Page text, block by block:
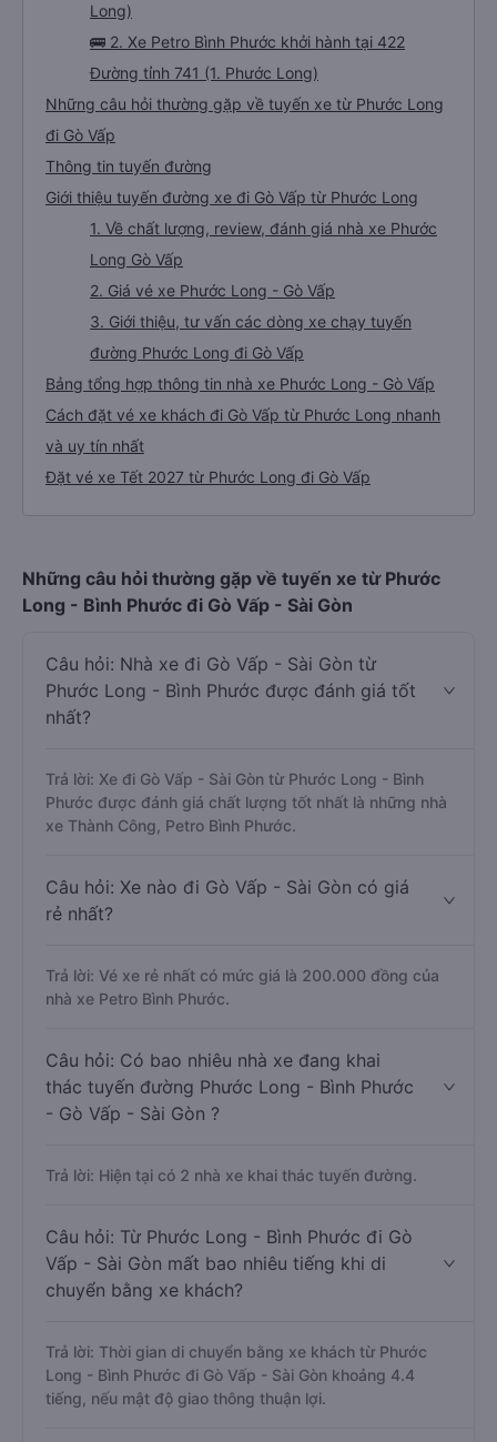
Long)
🚌 2. Xe Petro Bình Phước khởi hành tại 422
Đường tỉnh 741 (1. Phước Long)
Những câu hỏi thường gặp về tuyến xe từ Phước Long
đi Gò Vấp
Thông tin tuyến đường
Giới thiệu tuyến đường xe đi Gò Vấp từ Phước Long
1. Về chất lượng, review, đánh giá nhà xe Phước
Long Gò Vấp
2. Giá vé xe Phước Long - Gò Vấp
3. Giới thiệu, tư vấn các dòng xe chạy tuyến
đường Phước Long đi Gò Vấp
Bảng tổng hợp thông tin nhà xe Phước Long - Gò Vấp
Cách đặt vé xe khách đi Gò Vấp từ Phước Long nhanh
và uy tín nhất
Đặt vé xe Tết 2027 từ Phước Long đi Gò Vấp
Những câu hỏi thường gặp về tuyến xe từ Phước
Long - Bình Phước đi Gò Vấp - Sài Gòn
Câu hỏi: Nhà xe đi Gò Vấp - Sài Gòn từ
Phước Long - Bình Phước được đánh giá tốt
nhất?
Trả lời: Xe đi Gò Vấp - Sài Gòn từ Phước Long - Bình
Phước được đánh giá chất lượng tốt nhất là những nhà
xe Thành Công, Petro Bình Phước.
Câu hỏi: Xe nào đi Gò Vấp - Sài Gòn có giá
rẻ nhất?
Trả lời: Vé xe rẻ nhất có mức giá là 200.000 đồng của
nhà xe Petro Bình Phước.
Câu hỏi: Có bao nhiêu nhà xe đang khai
thác tuyến đường Phước Long - Bình Phước
- Gò Vấp - Sài Gòn ?
Trả lời: Hiện tại có 2 nhà xe khai thác tuyến đường.
Câu hỏi: Từ Phước Long - Bình Phước đi Gò
Vấp - Sài Gòn mất bao nhiêu tiếng khi di
chuyển bằng xe khách?
Trả lời: Thời gian di chuyển bằng xe khách từ Phước
Long - Bình Phước đi Gò Vấp - Sài Gòn khoảng 4.4
tiếng, nếu mật độ giao thông thuận lợi.